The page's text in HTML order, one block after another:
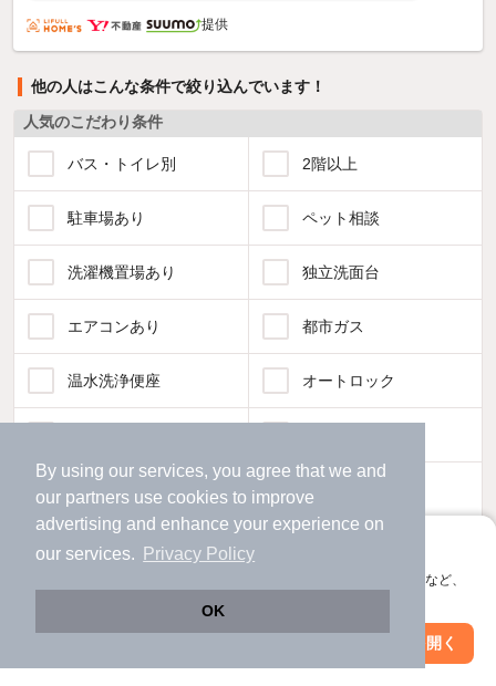
By using our services, you agree that we and
our partners use cookies to improve
advertising and enhance your experience on
our services.
Privacy Policy
OK
アプリに切り替えて、サクサクお部屋探し
会員登録なしですぐ使える。マップ検索やお気に入り保存など、
アプリを開く
提供
他の人はこんな条件で絞り込んでいます！
人気のこだわり条件
バス・トイレ別 2階以上
駐車場あり ペット相談
洗濯機置場あり 独立洗面台
エアコンあり 都市ガス
温水洗浄便座 オートロック
TV付インターホン
新着のみ
238件
絞り込み条件を変更